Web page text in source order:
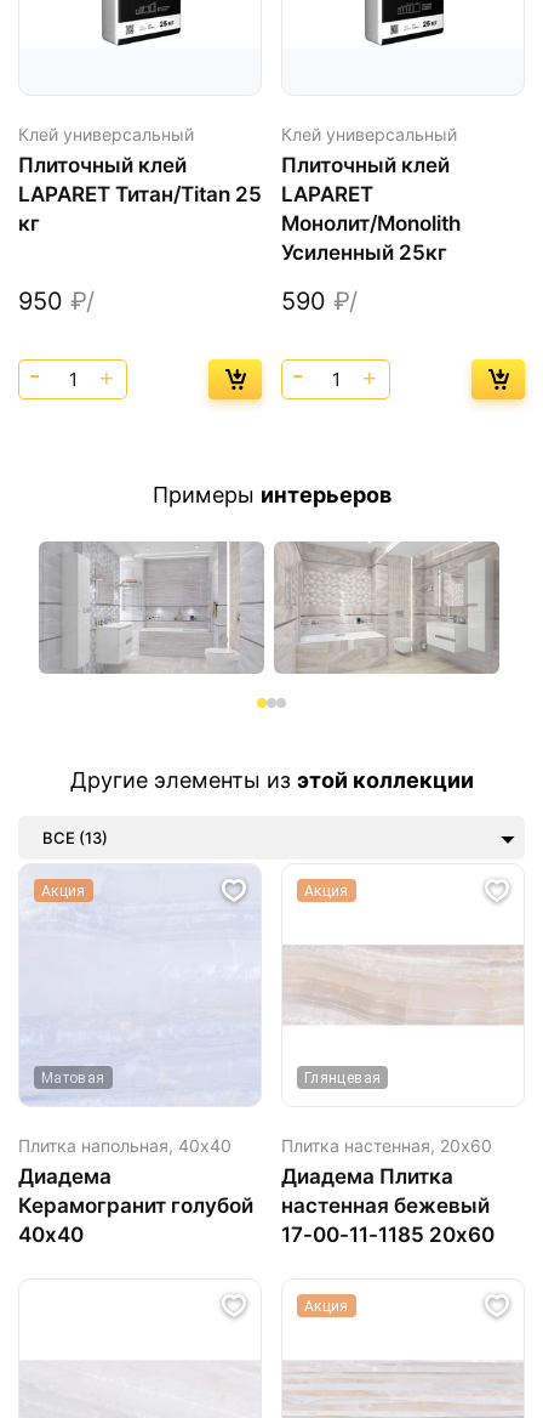
Примеры интерьеров
Клей универсальный
Плиточный клей
LAPARET Титан/Titan 25
кг
950 ₽/
Клей универсальный
Плиточный клей
LAPARET
Монолит/Monolith
Усиленный 25кг
590 ₽/
Другие элементы из этой коллекции
ВСЕ (13)
Акция
Матовая
Плитка напольная, 40х40
Диадема
Керамогранит голубой
40х40
Акция
Глянцевая
Плитка настенная, 20х60
Диадема Плитка
настенная бежевый
17-00-11-1185 20х60
Акция